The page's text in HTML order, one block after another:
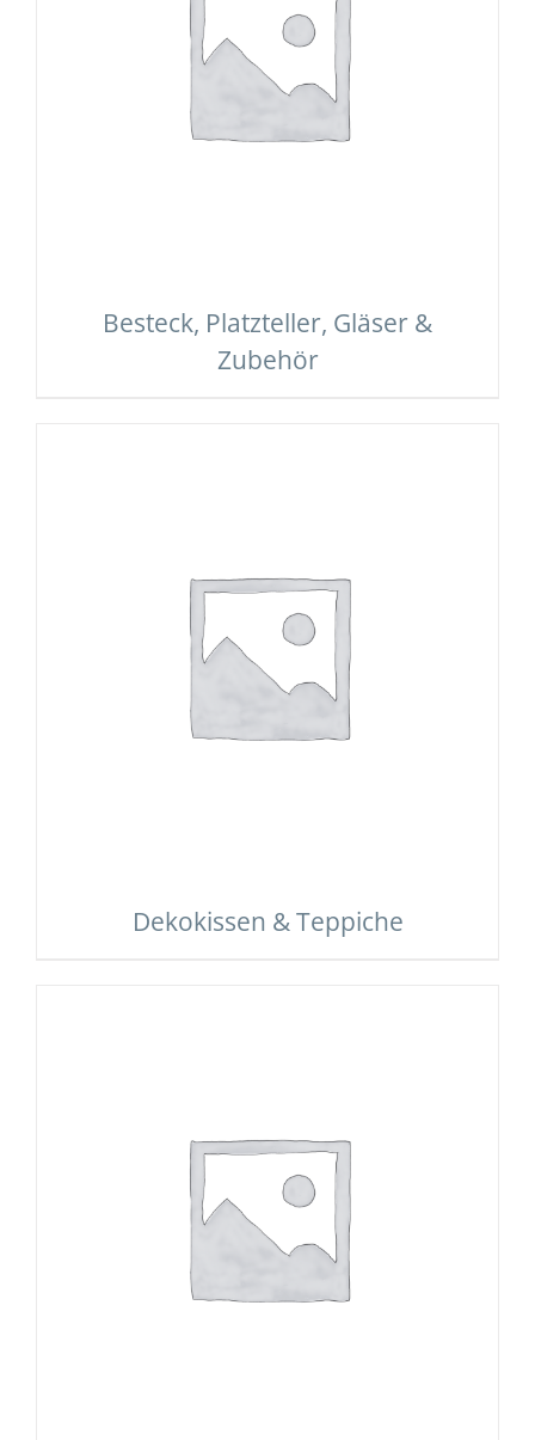
Besteck, Platzteller, Gläser &
Zubehör
Dekokissen & Teppiche